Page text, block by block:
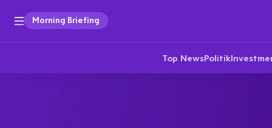
Morning Briefing
Top NewsPolitik